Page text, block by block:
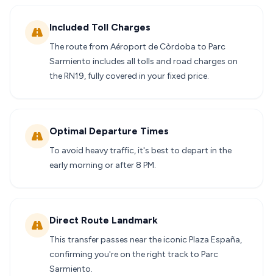
Included Toll Charges
The route from Aéroport de Còrdoba to Parc
Sarmiento includes all tolls and road charges on
the RN19, fully covered in your fixed price.
Optimal Departure Times
To avoid heavy traffic, it's best to depart in the
early morning or after 8 PM.
Direct Route Landmark
This transfer passes near the iconic Plaza España,
confirming you're on the right track to Parc
Sarmiento.